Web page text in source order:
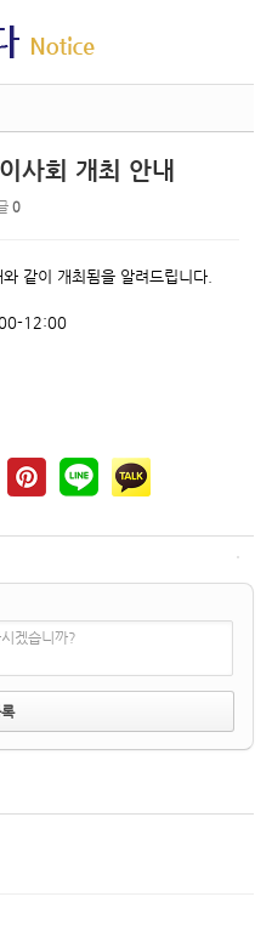
사회 개최 안내
0
같이 개최됨을 알려드립니다.
12:00
겠습니까?